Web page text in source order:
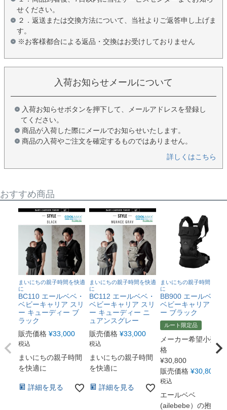
せください。
２．返送または交換方法について、当社よりご返答申し上げま
す。
※お客様都合による返品・交換はお受けしておりません
入荷お知らせメールについて
入荷お知らせボタンを押下して、メールアドレスを登録し
てください。
商品が入荷した際にメールでお知らせいたします。
商品の入荷やご注文を確定するものではありません。
詳しくはこちら
おすすめ商品
まいにちの親子時間を快適
に
BC110 エールベベ・
ベビーキャリア スリ
ー キューディー ブ
ラック
販売価格 ¥33,000
税込
まいにちの親子時間
を快適に
詳細を見る
まいにちの親子時間を快適
に
BC112 エールベベ・
ベビーキャリア スリ
ー キューディー ニ
ュアンスグレー
販売価格 ¥33,000
税込
まいにちの親子時間
を快適に
詳細を見る
まいにちの親子時間を快適
に
BB900 エールベベ・
ベビーキャリア スリ
ー ブラック
ルート限定品
メーカー希望小売価
格
¥30,800
販売価格 ¥30,800
税込
エールベベ
(ailebebe）の抱っこ